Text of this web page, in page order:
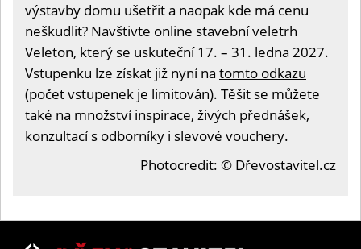
výstavby domu ušetřit a naopak kde má cenu
neškudlit? Navštivte online stavební veletrh
Veleton, který se uskuteční 17. – 31. ledna 2027.
Vstupenku lze získat již nyní na tomto odkazu
(počet vstupenek je limitován). Těšit se můžete
také na množství inspirace, živých přednášek,
konzultací s odborníky i slevové vouchery.
Photocredit: © Dřevostavitel.cz